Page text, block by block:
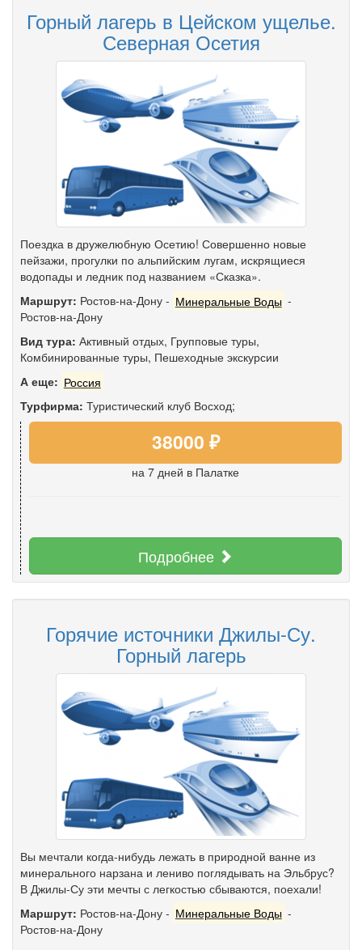
Горный лагерь в Цейском ущелье.
Северная Осетия
Поездка в дружелюбную Осетию! Совершенно новые
пейзажи, прогулки по альпийским лугам, искрящиеся
водопады и ледник под названием «Сказка».
Маршрут: Ростов-на-Дону - Минеральные Воды -
Ростов-на-Дону
Вид тура: Активный отдых, Групповые туры,
Комбинированные туры, Пешеходные экскурсии
А еще: Россия
Турфирма: Туристический клуб Восход;
38000 ₽
на 7 дней в Палатке
Подробнее
Горячие источники Джилы-Су.
Горный лагерь
Вы мечтали когда-нибудь лежать в природной ванне из
минерального нарзана и лениво поглядывать на Эльбрус?
В Джилы-Су эти мечты с легкостью сбываются, поехали!
Маршрут: Ростов-на-Дону - Минеральные Воды -
Ростов-на-Дону